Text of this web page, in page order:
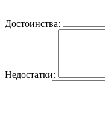
Достоинства:
Недостатки: